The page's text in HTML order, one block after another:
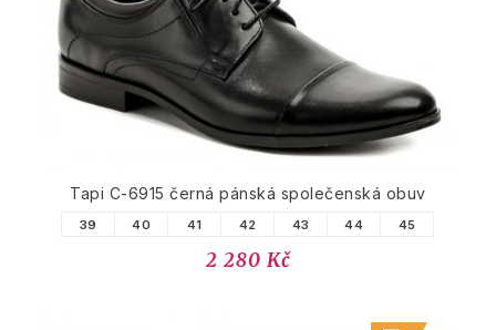
Tapi C-6915 černá pánská společenská obuv
39 40 41 42 43 44 45
2 280 Kč